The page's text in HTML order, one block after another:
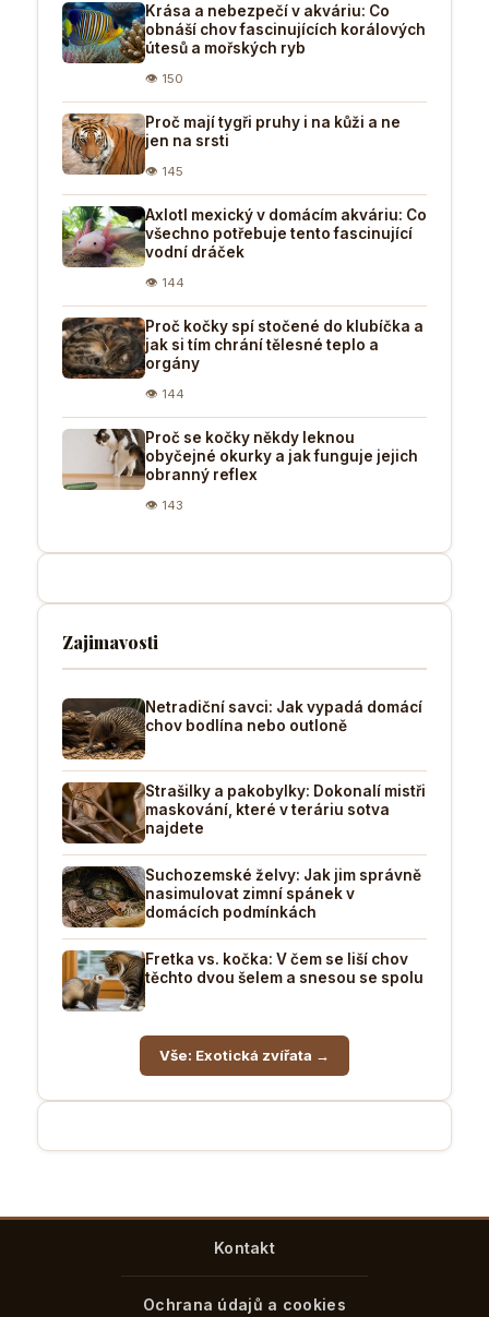
Krása a nebezpečí v akváriu: Co
obnáší chov fascinujících korálových
útesů a mořských ryb
👁 150
Proč mají tygři pruhy i na kůži a ne
jen na srsti
👁 145
Axlotl mexický v domácím akváriu: Co
všechno potřebuje tento fascinující
vodní dráček
👁 144
Proč kočky spí stočené do klubíčka a
jak si tím chrání tělesné teplo a
orgány
👁 144
Proč se kočky někdy leknou
obyčejné okurky a jak funguje jejich
obranný reflex
👁 143
Zajimavosti
Netradiční savci: Jak vypadá domácí
chov bodlína nebo outloně
Strašilky a pakobylky: Dokonalí mistři
maskování, které v teráriu sotva
najdete
Suchozemské želvy: Jak jim správně
nasimulovat zimní spánek v
domácích podmínkách
Fretka vs. kočka: V čem se liší chov
těchto dvou šelem a snesou se spolu
Vše: Exotická zvířata →
Kontakt
Ochrana údajů a cookies